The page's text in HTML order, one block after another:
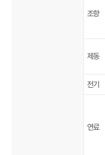
조향
제동
전기
연료